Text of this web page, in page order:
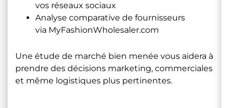
vos réseaux sociaux
Analyse comparative de fournisseurs
via MyFashionWholesaler.com
Une étude de marché bien menée vous aidera à
prendre des décisions marketing, commerciales
et même logistiques plus pertinentes.